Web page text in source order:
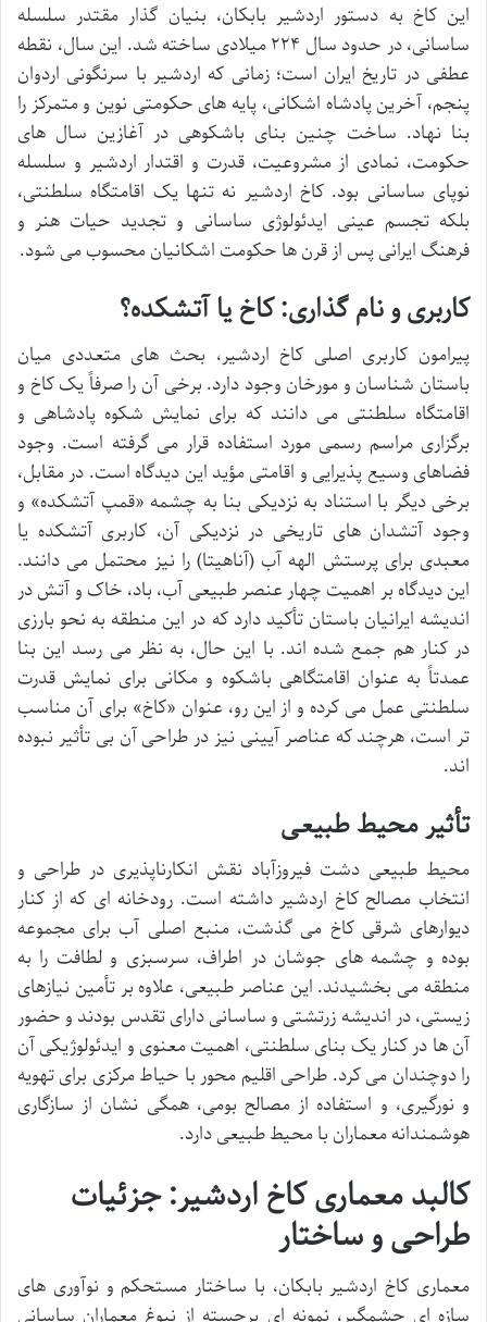
این کاخ به دستور اردشیر بابکان، بنیان گذار مقتدر سلسله
ساسانی، در حدود سال ۲۲۴ میلادی ساخته شد. این سال، نقطه
عطفی در تاریخ ایران است؛ زمانی که اردشیر با سرنگونی اردوان
پنجم، آخرین پادشاه اشکانی، پایه های حکومتی نوین و متمرکز را
بنا نهاد. ساخت چنین بنای باشکوهی در آغازین سال های
حکومت، نمادی از مشروعیت، قدرت و اقتدار اردشیر و سلسله
نوپای ساسانی بود. کاخ اردشیر نه تنها یک اقامتگاه سلطنتی،
بلکه تجسم عینی ایدئولوژی ساسانی و تجدید حیات هنر و
فرهنگ ایرانی پس از قرن ها حکومت اشکانیان محسوب می شود.
کاربری و نام گذاری: کاخ یا آتشکده؟
پیرامون کاربری اصلی کاخ اردشیر، بحث های متعددی میان
باستان شناسان و مورخان وجود دارد. برخی آن را صرفاً یک کاخ و
اقامتگاه سلطنتی می دانند که برای نمایش شکوه پادشاهی و
برگزاری مراسم رسمی مورد استفاده قرار می گرفته است. وجود
فضاهای وسیع پذیرایی و اقامتی مؤید این دیدگاه است. در مقابل،
برخی دیگر با استناد به نزدیکی بنا به چشمه «قمپ آتشکده» و
وجود آتشدان های تاریخی در نزدیکی آن، کاربری آتشکده یا
معبدی برای پرستش الهه آب (آناهیتا) را نیز محتمل می دانند.
این دیدگاه بر اهمیت چهار عنصر طبیعی آب، باد، خاک و آتش در
اندیشه ایرانیان باستان تأکید دارد که در این منطقه به نحو بارزی
در کنار هم جمع شده اند. با این حال، به نظر می رسد این بنا
عمدتاً به عنوان اقامتگاهی باشکوه و مکانی برای نمایش قدرت
سلطنتی عمل می کرده و از این رو، عنوان «کاخ» برای آن مناسب
تر است، هرچند که عناصر آیینی نیز در طراحی آن بی تأثیر نبوده
اند.
تأثیر محیط طبیعی
محیط طبیعی دشت فیروزآباد نقش انکارناپذیری در طراحی و
انتخاب مصالح کاخ اردشیر داشته است. رودخانه ای که از کنار
دیوارهای شرقی کاخ می گذشت، منبع اصلی آب برای مجموعه
بوده و چشمه های جوشان در اطراف، سرسبزی و لطافت را به
منطقه می بخشیدند. این عناصر طبیعی، علاوه بر تأمین نیازهای
زیستی، در اندیشه زرتشتی و ساسانی دارای تقدس بودند و حضور
آن ها در کنار یک بنای سلطنتی، اهمیت معنوی و ایدئولوژیکی آن
را دوچندان می کرد. طراحی اقلیم محور با حیاط مرکزی برای تهویه
و نورگیری، و استفاده از مصالح بومی، همگی نشان از سازگاری
هوشمندانه معماران با محیط طبیعی دارد.
کالبد معماری کاخ اردشیر: جزئیات
طراحی و ساختار
معماری کاخ اردشیر بابکان، با ساختار مستحکم و نوآوری های
سازه ای چشمگیر، نمونه ای برجسته از نبوغ معماران ساسانی